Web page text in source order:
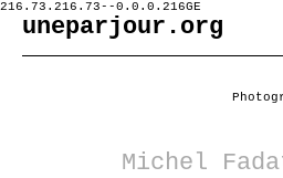
216.73.216.73--0.0.0.216GE
uneparjour.org
Michel